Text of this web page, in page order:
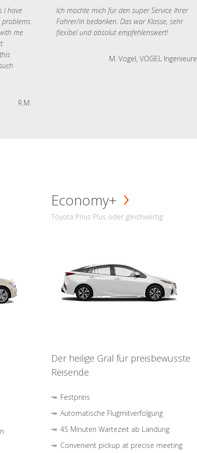
I have
me
R.M.
Ich möchte mich für den super Service Ihrer
Fahrer/in bedanken. Das war Klasse, sehr
flexibel und absolut empfehlenswert!
M. Vogel, VOGEL Ingenieure
Economy+
Toyota Prius Plus oder gleichwertig
Der heilige Gral für preisbewusste
Reisende
Festpreis
Automatische Flugmitverfolgung
45 Minuten Wartezeit ab Landung
Convenient pickup at precise meeting